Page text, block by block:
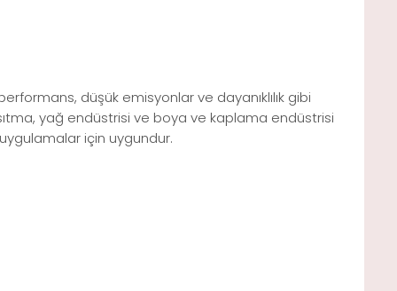
düşük emisyonlar ve dayanıklılık gibi
yağ endüstrisi ve boya ve kaplama endüstrisi
için uygundur.